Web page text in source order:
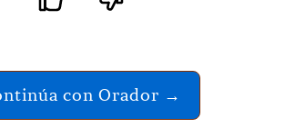
con Orador →